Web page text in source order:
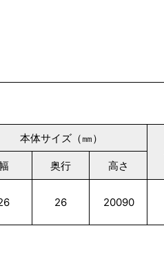
本体サイズ（㎜）
奥行 高さ
26 20090